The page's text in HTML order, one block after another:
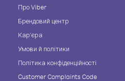
Про Viber
Брендовий центр
Кар'єра
Умови й політики
Політика конфіденційності
Customer Complaints Code